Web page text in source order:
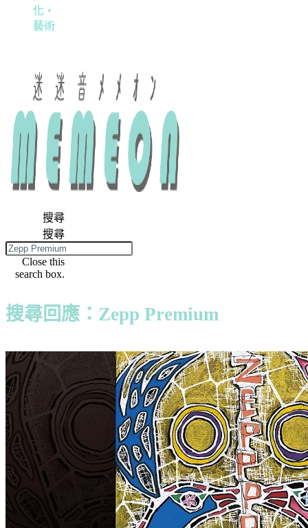
化・
藝術
搜尋
搜尋
Close this
search box.
搜尋回應：Zepp Premium